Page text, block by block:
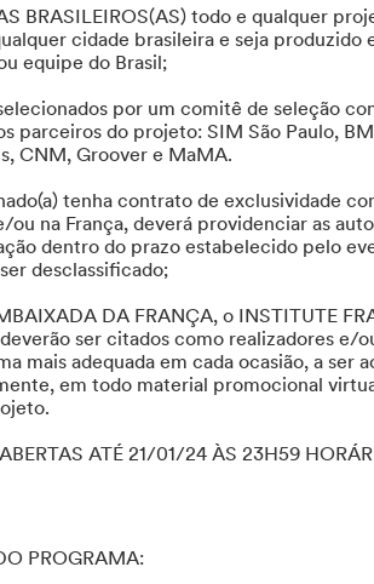
BRASILEIROS(AS) todo e qualquer
cidade brasileira e seja produzido
equipe do Brasil;
por um comitê de seleção
parceiros do projeto: SIM São Paulo,
CNM, Groover e MaMA.
tenha contrato de exclusividade
ou na França, deverá providenciar as
dentro do prazo estabelecido pelo
desclassificado;
DA FRANÇA, o INSTITUTE
ser citados como realizadores e/
mais adequada em cada ocasião, a ser
em todo material promocional
ATÉ 21/01/24 ÀS 23H59
PROGRAMA: